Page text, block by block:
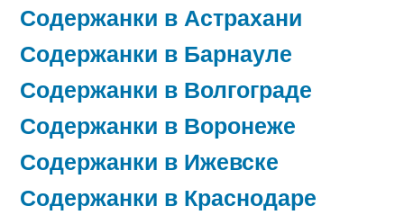
Содержанки в Астрахани
Содержанки в Барнауле
Содержанки в Волгограде
Содержанки в Воронеже
Содержанки в Ижевске
Содержанки в Краснодаре